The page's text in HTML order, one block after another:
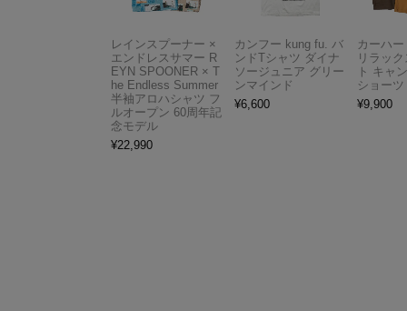
レインスプーナー ×
エンドレスサマー R
EYN SPOONER × T
he Endless Summer
半袖アロハシャツ フ
ルオープン 60周年記
念モデル
¥22,990
カンフー kung fu. バ
ンドTシャツ ダイナ
ソージュニア グリー
ンマインド
¥6,600
カーハ
リラッ
ト キャ
ショーツ
¥9,900